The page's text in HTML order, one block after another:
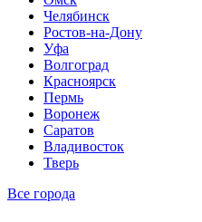
Челябинск
Ростов-на-Дону
Уфа
Волгоград
Красноярск
Пермь
Воронеж
Саратов
Владивосток
Тверь
Все города